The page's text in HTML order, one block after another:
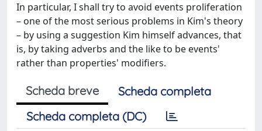
In particular, I shall try to avoid events proliferation
– one of the most serious problems in Kim's theory
– by using a suggestion Kim himself advances, that
is, by taking adverbs and the like to be events'
rather than properties' modifiers.
Scheda breve
Scheda completa
Scheda completa (DC)